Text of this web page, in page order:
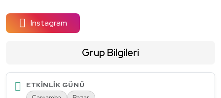
Instagram
Grup Bilgileri
ETKINLIK GÜNÜ